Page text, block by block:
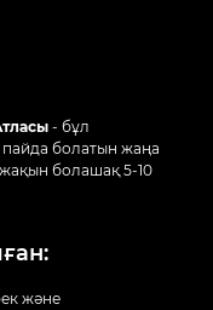
- бұл
болатын жаңа
болашақ 5-10
және